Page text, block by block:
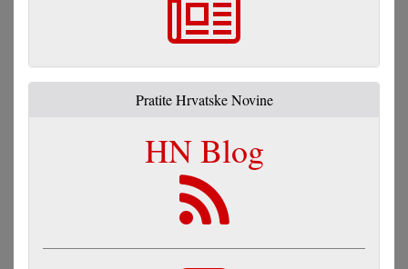
Pratite Hrvatske Novine
HN Blog